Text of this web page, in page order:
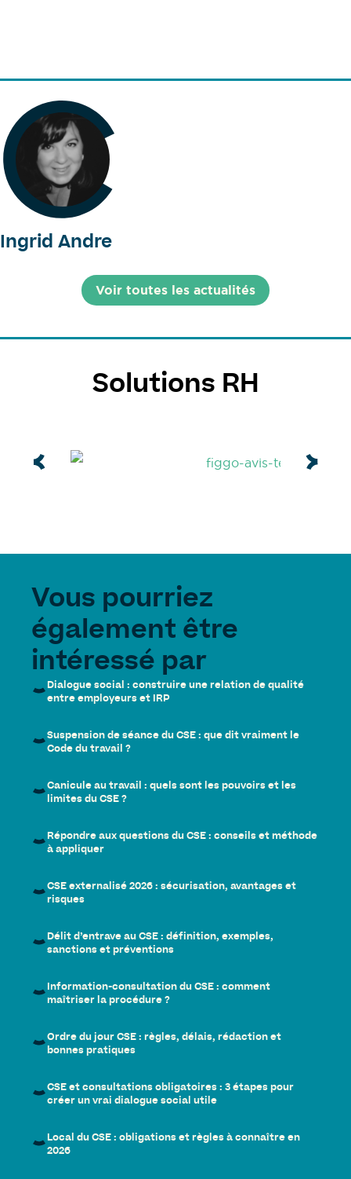
Ingrid Andre
Voir toutes les actualités
Solutions RH
Vous pourriez
également être
intéressé par
Dialogue social : construire une relation de qualité
entre employeurs et IRP
Suspension de séance du CSE : que dit vraiment le
Code du travail ?
Canicule au travail : quels sont les pouvoirs et les
limites du CSE ?
Répondre aux questions du CSE : conseils et méthode
à appliquer
CSE externalisé 2026 : sécurisation, avantages et
risques
Délit d’entrave au CSE : définition, exemples,
sanctions et préventions
Information-consultation du CSE : comment
maîtriser la procédure ?
Ordre du jour CSE : règles, délais, rédaction et
bonnes pratiques
CSE et consultations obligatoires : 3 étapes pour
créer un vrai dialogue social utile
Local du CSE : obligations et règles à connaître en
2026